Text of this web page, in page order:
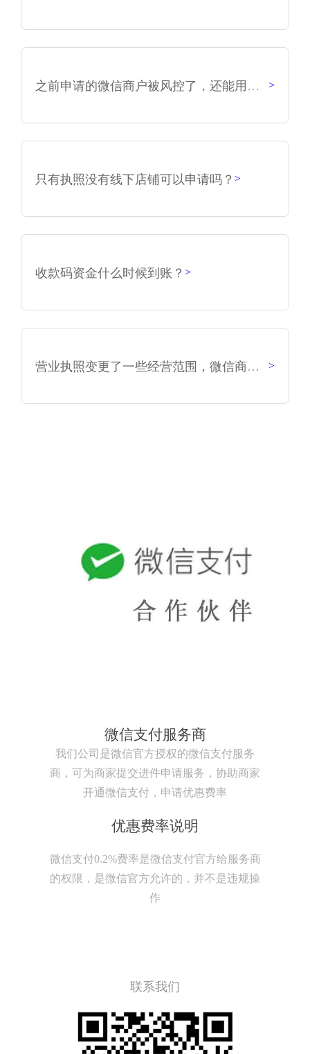
之前申请的微信商户被风控了，还能用吗？ >
只有执照没有线下店铺可以申请吗？ >
收款码资金什么时候到账？ >
营业执照变更了一些经营范围，微信商户需要重新认证吗？ >
微信支付服务商
我们公司是微信官方授权的微信支付服务
商，可为商家提交进件申请服务，协助商家
开通微信支付，申请优惠费率
优惠费率说明
微信支付0.2%费率是微信支付官方给服务商
的权限，是微信官方允许的，并不是违规操
作
联系我们